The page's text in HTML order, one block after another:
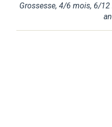
Grossesse,4/6 mois, 6/12